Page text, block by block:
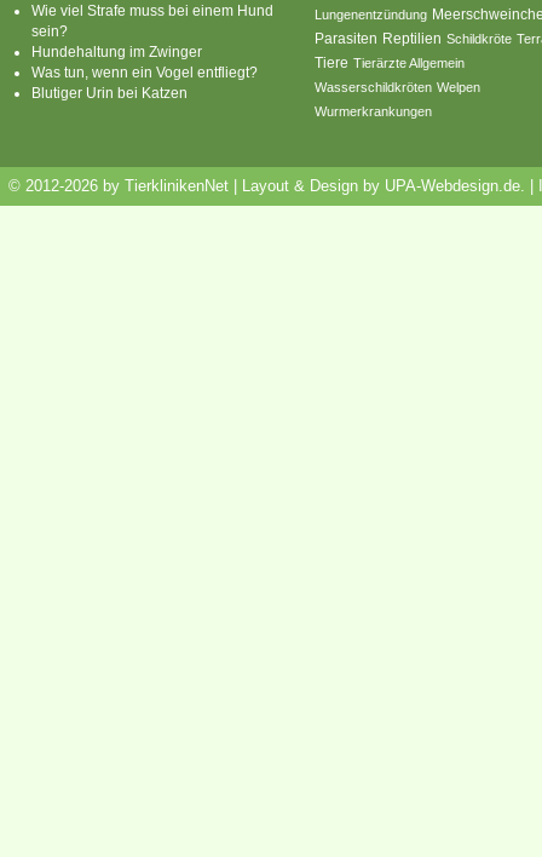
Wie viel Strafe muss bei einem Hund
sein?
Hundehaltung im Zwinger
Was tun, wenn ein Vogel entfliegt?
Blutiger Urin bei Katzen
Lungenentzündung
Parasiten Reptilien Schildkröte
Tiere Tierärzte Allgemein
Wasserschildkröten Welpen
Wurmerkrankungen
© 2012-2026 by TierklinikenNet | Layout & Design by UPA-Webdesign.de.